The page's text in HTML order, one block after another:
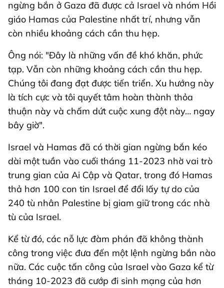
ngừng bắn ở Gaza đã được cả Israel và nhóm Hồi
giáo Hamas của Palestine nhất trí, nhưng vẫn
còn nhiều khoảng cách cần thu hẹp.
Ông nói: "Đây là những vấn đề khó khăn, phức
tạp. Vẫn còn những khoảng cách cần thu hẹp.
Chúng tôi đang đạt được tiến triển. Xu hướng này
là tích cực và tôi quyết tâm hoàn thành thỏa
thuận này và chấm dứt cuộc xung đột này… ngay
bây giờ".
Israel và Hamas đã có thời gian ngừng bắn kéo
dài một tuần vào cuối tháng 11-2023 nhờ vai trò
trung gian của Ai Cập và Qatar, trong đó Hamas
thả hơn 100 con tin Israel để đổi lấy tự do của
240 tù nhân Palestine bị giam giữ trong các nhà
tù của Israel.
Kể từ đó, các nỗ lực đàm phán đã không thành
công trong việc đưa đến một lệnh ngừng bắn nào
nữa. Các cuộc tấn công của Israel vào Gaza kể từ
tháng 10-2023 đã cướp đi sinh mạng của hơn